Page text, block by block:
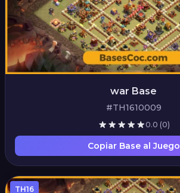
war Base
#TH1610009
0.0 (0)
Copiar Base al Juego
TH16